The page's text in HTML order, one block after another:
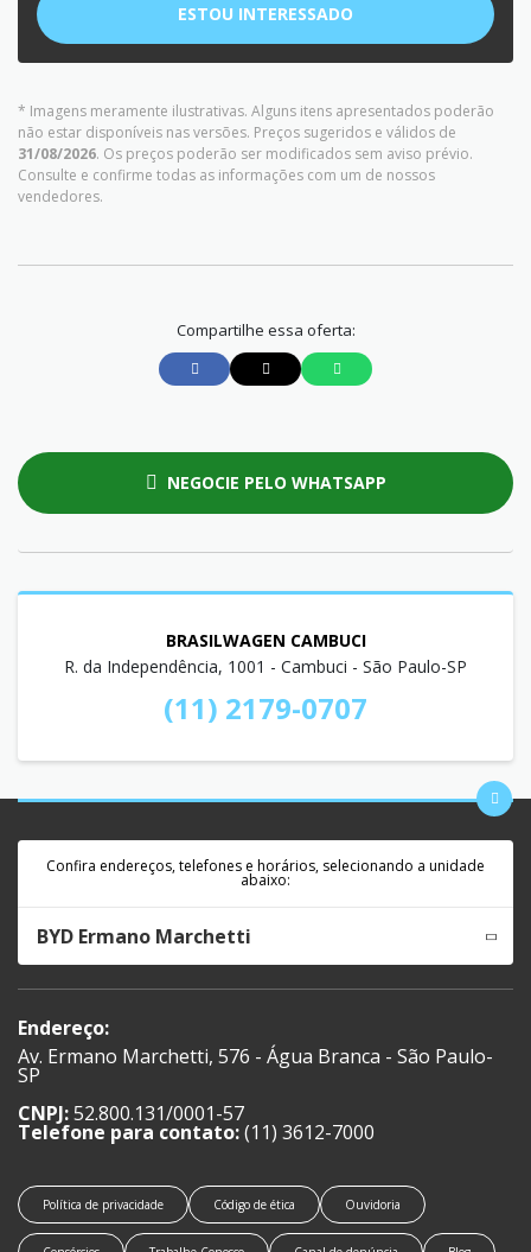
ESTOU INTERESSADO
* Imagens meramente ilustrativas. Alguns itens apresentados poderão
não estar disponíveis nas versões. Preços sugeridos e válidos de
31/08/2026. Os preços poderão ser modificados sem aviso prévio.
Consulte e confirme todas as informações com um de nossos
vendedores.
Compartilhe essa oferta:
NEGOCIE PELO WHATSAPP
BRASILWAGEN CAMBUCI
R. da Independência, 1001 - Cambuci - São Paulo-SP
(11) 2179-0707
Confira endereços, telefones e horários, selecionando a unidade
abaixo:
BYD Ermano Marchetti
Endereço:
Av. Ermano Marchetti, 576 - Água Branca - São Paulo-
SP
CNPJ:52.800.131/0001-57
Telefone para contato:(11) 3612-7000
Política de privacidade Código de ética Ouvidoria